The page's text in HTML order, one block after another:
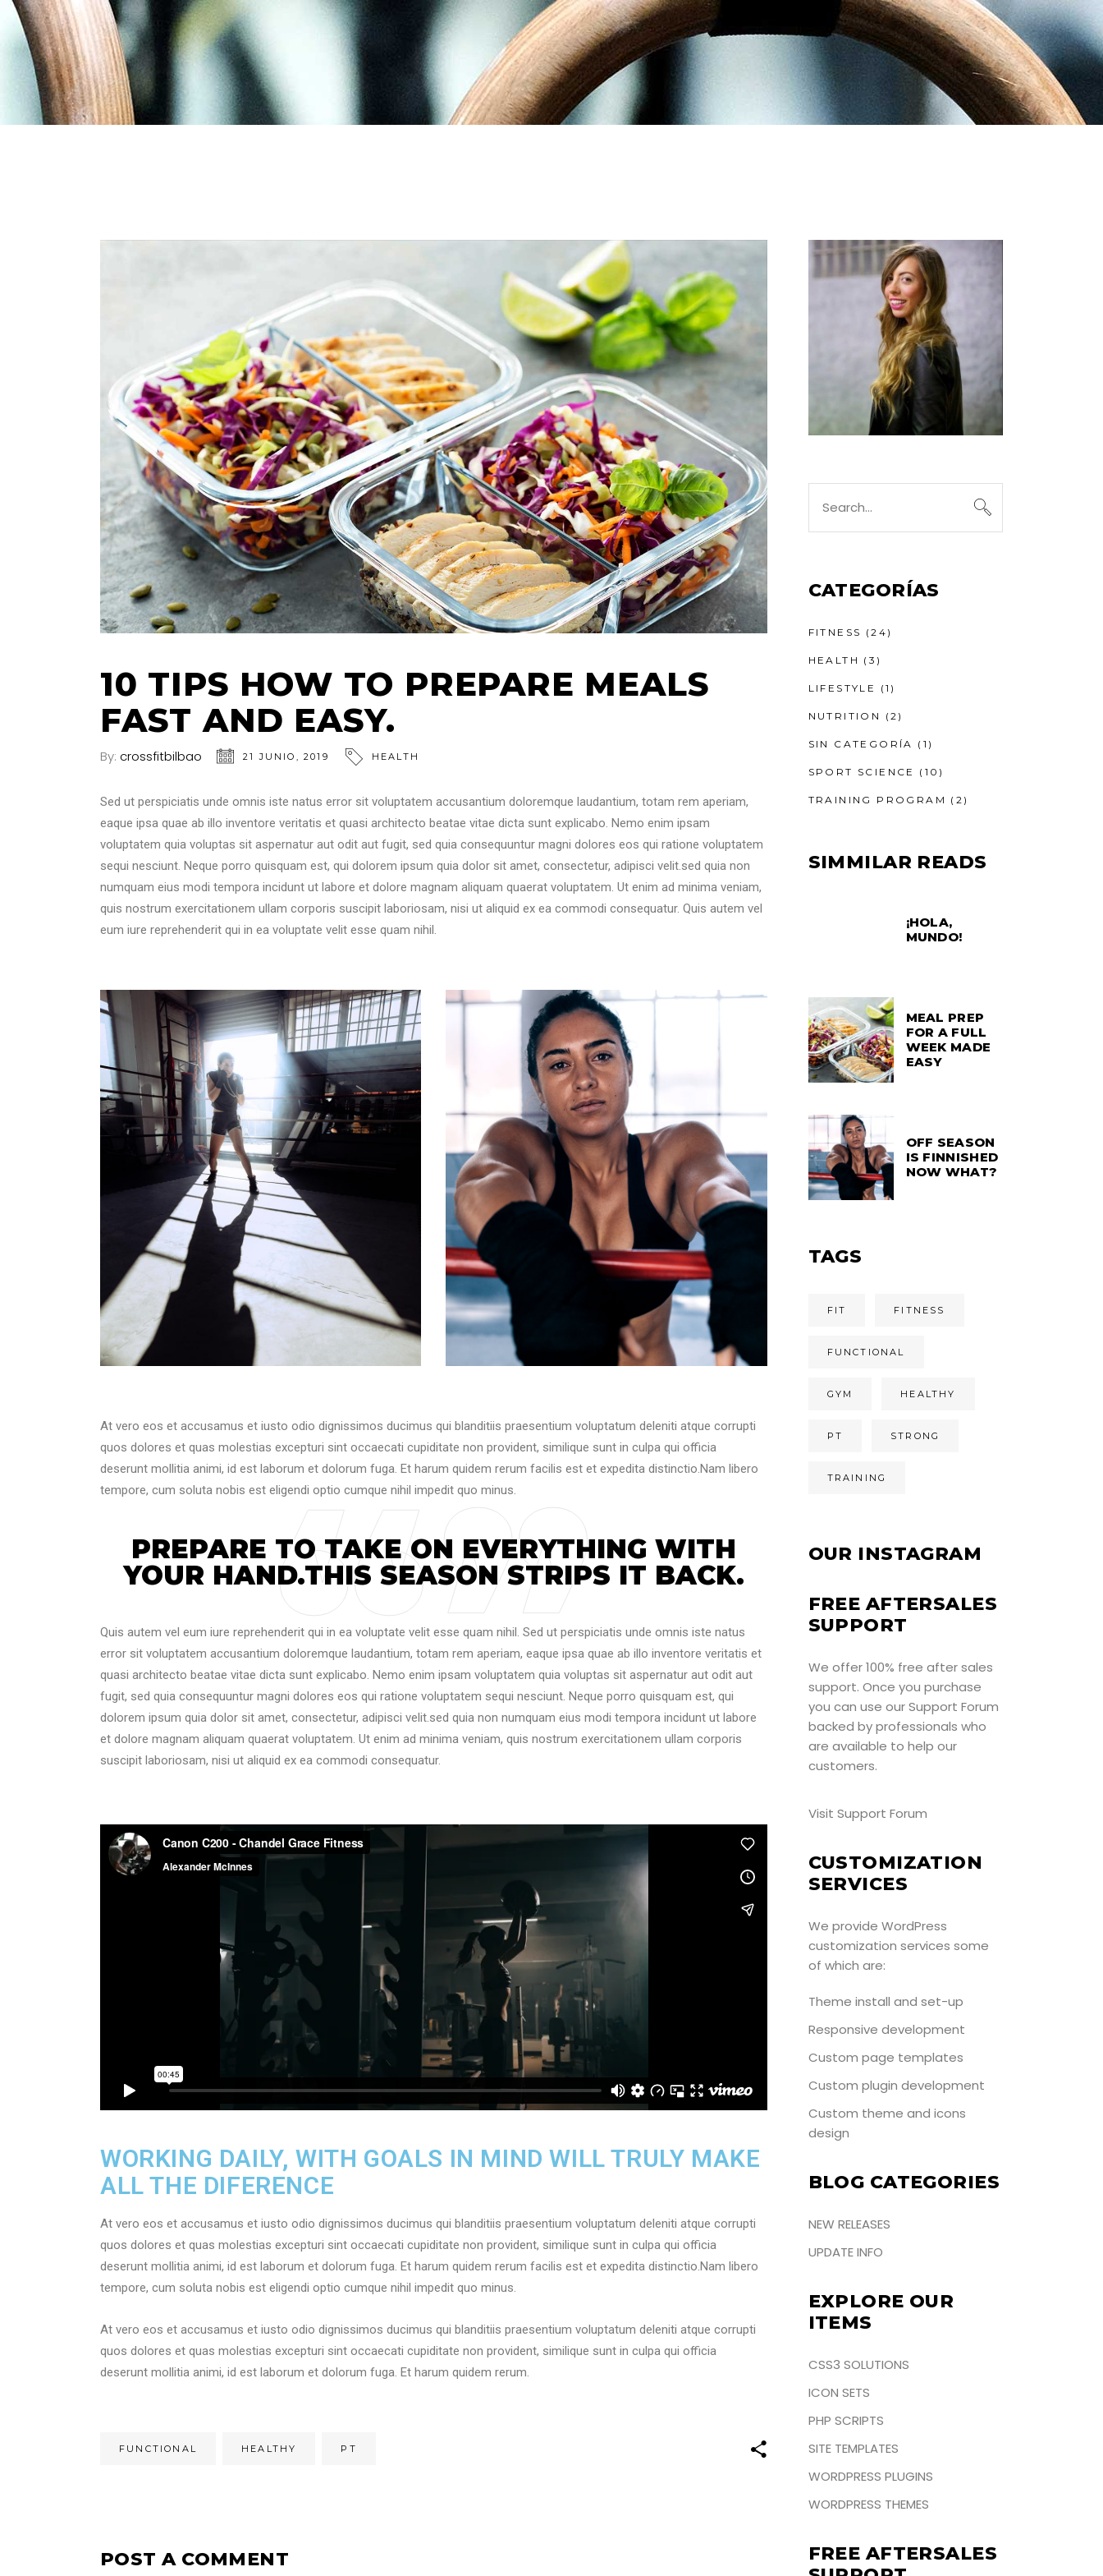
10 TIPS HOW TO PREPARE MEALS
FAST AND EASY.
By: crossfitbilbao 21 JUNIO, 2019 HEALTH
Sed ut perspiciatis unde omnis iste natus error sit voluptatem accusantium doloremque laudantium, totam rem aperiam,
eaque ipsa quae ab illo inventore veritatis et quasi architecto beatae vitae dicta sunt explicabo. Nemo enim ipsam
voluptatem quia voluptas sit aspernatur aut odit aut fugit, sed quia consequuntur magni dolores eos qui ratione voluptatem
sequi nesciunt. Neque porro quisquam est, qui dolorem ipsum quia dolor sit amet, consectetur, adipisci velit.sed quia non
numquam eius modi tempora incidunt ut labore et dolore magnam aliquam quaerat voluptatem. Ut enim ad minima veniam,
quis nostrum exercitationem ullam corporis suscipit laboriosam, nisi ut aliquid ex ea commodi consequatur. Quis autem vel
eum iure reprehenderit qui in ea voluptate velit esse quam nihil.
At vero eos et accusamus et iusto odio dignissimos ducimus qui blanditiis praesentium voluptatum deleniti atque corrupti
quos dolores et quas molestias excepturi sint occaecati cupiditate non provident, similique sunt in culpa qui officia
deserunt mollitia animi, id est laborum et dolorum fuga. Et harum quidem rerum facilis est et expedita distinctio.Nam libero
tempore, cum soluta nobis est eligendi optio cumque nihil impedit quo minus.
PREPARE TO TAKE ON EVERYTHING WITH
YOUR HAND.THIS SEASON STRIPS IT BACK.
Quis autem vel eum iure reprehenderit qui in ea voluptate velit esse quam nihil. Sed ut perspiciatis unde omnis iste natus
error sit voluptatem accusantium doloremque laudantium, totam rem aperiam, eaque ipsa quae ab illo inventore veritatis et
quasi architecto beatae vitae dicta sunt explicabo. Nemo enim ipsam voluptatem quia voluptas sit aspernatur aut odit aut
fugit, sed quia consequuntur magni dolores eos qui ratione voluptatem sequi nesciunt. Neque porro quisquam est, qui
dolorem ipsum quia dolor sit amet, consectetur, adipisci velit.sed quia non numquam eius modi tempora incidunt ut labore
et dolore magnam aliquam quaerat voluptatem. Ut enim ad minima veniam, quis nostrum exercitationem ullam corporis
suscipit laboriosam, nisi ut aliquid ex ea commodi consequatur.
WORKING DAILY, WITH GOALS IN MIND WILL TRULY MAKE
ALL THE DIFERENCE
At vero eos et accusamus et iusto odio dignissimos ducimus qui blanditiis praesentium voluptatum deleniti atque corrupti
quos dolores et quas molestias excepturi sint occaecati cupiditate non provident, similique sunt in culpa qui officia
deserunt mollitia animi, id est laborum et dolorum fuga. Et harum quidem rerum facilis est et expedita distinctio.Nam libero
tempore, cum soluta nobis est eligendi optio cumque nihil impedit quo minus.
At vero eos et accusamus et iusto odio dignissimos ducimus qui blanditiis praesentium voluptatum deleniti atque corrupti
quos dolores et quas molestias excepturi sint occaecati cupiditate non provident, similique sunt in culpa qui officia
deserunt mollitia animi, id est laborum et dolorum fuga. Et harum quidem rerum.
FUNCTIONAL HEALTHY PT
POST A COMMENT
CATEGORÍAS
FITNESS (24)
HEALTH (3)
LIFESTYLE (1)
NUTRITION (2)
SIN CATEGORÍA (1)
SPORT SCIENCE (10)
TRAINING PROGRAM (2)
SIMMILAR READS
¡HOLA,
MUNDO!
MEAL PREP
FOR A FULL
WEEK MADE
EASY
OFF SEASON
IS FINNISHED
NOW WHAT?
TAGS
FIT FITNESS
FUNCTIONAL
GYM HEALTHY
PT STRONG
TRAINING
OUR INSTAGRAM
FREE AFTERSALES
SUPPORT
We offer 100% free after sales
support. Once you purchase
you can use ourSupport Forum
backed by professionals who
are available to help our
customers.
Visit Support Forum
CUSTOMIZATION
SERVICES
We provide WordPress
customization services some
of which are:
Theme install and set-up
Responsive development
Custom page templates
Custom plugin development
Custom theme and icons
design
BLOG CATEGORIES
NEW RELEASES
UPDATE INFO
EXPLORE OUR
ITEMS
CSS3 SOLUTIONS
ICON SETS
PHP SCRIPTS
SITE TEMPLATES
WORDPRESS PLUGINS
WORDPRESS THEMES
FREE AFTERSALES